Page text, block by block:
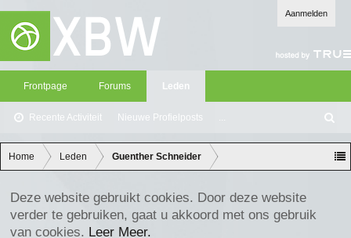
Aanmelden
Frontpage Forums Leden
Recente Activiteit Nieuwe Profielposts ...
oe
ke
n
Home Leden Guenther Schneider
Deze website gebruikt cookies. Door deze website
verder te gebruiken, gaat u akkoord met ons gebruik
van cookies. Leer Meer.